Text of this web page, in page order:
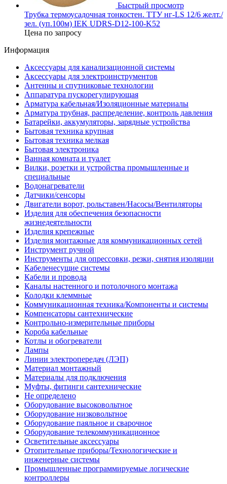
Быстрый просмотр
Трубка термоусадочная тонкостен. ТТУ нг-LS 12/6 желт./
зел. (уп.100м) IEK UDRS-D12-100-K52
Цена по запросу
Информация
Аксессуары для канализационной системы
Аксессуары для электроинструментов
Антенны и спутниковые технологии
Аппаратура пускорегулирующая
Арматура кабельная/Изоляционные материалы
Арматура трубная, распределение, контроль давления
Батарейки, аккумуляторы, зарядные устройства
Бытовая техника крупная
Бытовая техника мелкая
Бытовая электроника
Ванная комната и туалет
Вилки, розетки и устройства промышленные и
специальные
Водонагреватели
Датчики/сенсоры
Двигатели ворот, рольставен/Насосы/Вентиляторы
Изделия для обеспечения безопасности
жизнедеятельности
Изделия крепежные
Изделия монтажные для коммуникационных сетей
Инструмент ручной
Инструменты для опрессовки, резки, снятия изоляции
Кабеленесущие системы
Кабели и провода
Каналы настенного и потолочного монтажа
Колодки клеммные
Коммуникационная техника/Компоненты и системы
Компенсаторы сантехнические
Контрольно-измерительные приборы
Короба кабельные
Котлы и обогреватели
Лампы
Линии электропередач (ЛЭП)
Материал монтажный
Материалы для подключения
Муфты, фитинги сантехнические
Не определено
Оборудование высоковольтное
Оборудование низковольтное
Оборудование паяльное и сварочное
Оборудование телекоммуникационное
Осветительные аксессуары
Отопительные приборы/Технологические и
инженерные системы
Промышленные программируемые логические
контроллеры